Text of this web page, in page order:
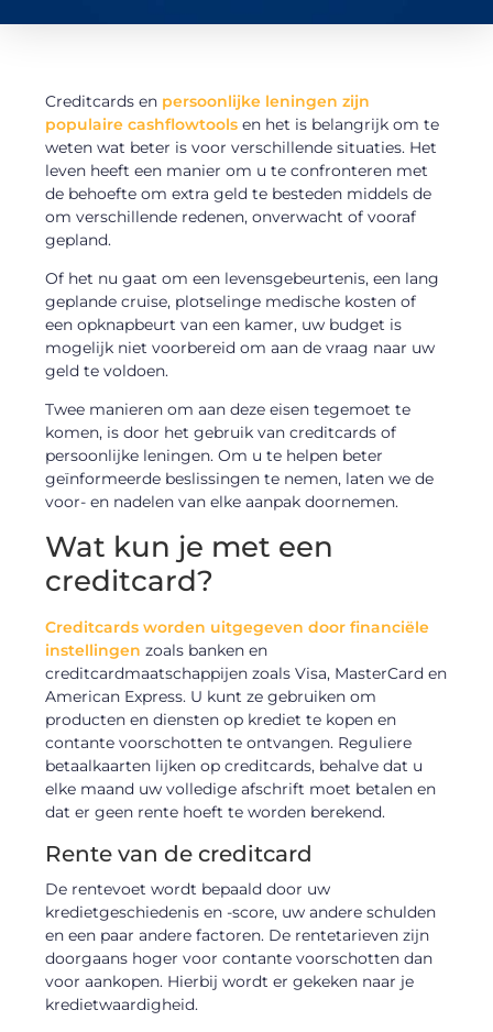
Creditcards en persoonlijke leningen zijn
populaire cashflowtools en het is belangrijk om te
weten wat beter is voor verschillende situaties. Het
leven heeft een manier om u te confronteren met
de behoefte om extra geld te besteden middels de
om verschillende redenen, onverwacht of vooraf
gepland.
Of het nu gaat om een ​​levensgebeurtenis, een lang
geplande cruise, plotselinge medische kosten of
een opknapbeurt van een kamer, uw budget is
mogelijk niet voorbereid om aan de vraag naar uw
geld te voldoen.
Twee manieren om aan deze eisen tegemoet te
komen, is door het gebruik van creditcards of
persoonlijke leningen. Om u te helpen beter
geïnformeerde beslissingen te nemen, laten we de
voor- en nadelen van elke aanpak doornemen.
Wat kun je met een
creditcard?
Creditcards worden uitgegeven door financiële
instellingen zoals banken en
creditcardmaatschappijen zoals Visa, MasterCard en
American Express. U kunt ze gebruiken om
producten en diensten op krediet te kopen en
contante voorschotten te ontvangen. Reguliere
betaalkaarten lijken op creditcards, behalve dat u
elke maand uw volledige afschrift moet betalen en
dat er geen rente hoeft te worden berekend.
Rente van de creditcard
De rentevoet wordt bepaald door uw
kredietgeschiedenis en -score, uw andere schulden
en een paar andere factoren. De rentetarieven zijn
doorgaans hoger voor contante voorschotten dan
voor aankopen. Hierbij wordt er gekeken naar je
kredietwaardigheid.